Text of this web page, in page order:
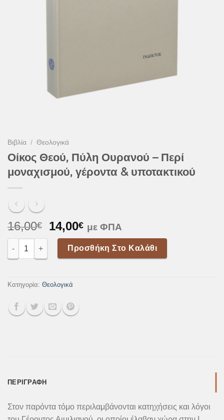
Βιβλία / Θεολογικά
Οίκος Θεού, Πύλη Ουρανού – Περί
μοναχισμού, γέροντα & υποτακτικού
16,00€
Original
price
was:
16,00€.
14,00€Η
τρέχουσα
τιμή
είναι:
με ΦΠΑ
Οίκος Θεού, Πύλη Ουρανού – Περί μοναχισμού, γέροντα &
Προσθήκη Στο Καλάθι
Κατηγορία: Θεολογικά
ΠΕΡΙΓΡΑΦΉ
Στον παρόντα τόμο περιλαμβάνονται κατηχήσεις και λόγοι